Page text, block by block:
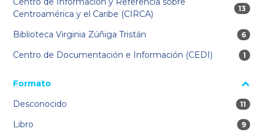
Centroamérica y el Caribe (CIRCA)
13
13
Biblioteca Virginia Zúñiga Tristán 6
6
Centro de Documentación e Información (CEDI) 1
1
Formato
Desconocido
11
11
Libro 9
9